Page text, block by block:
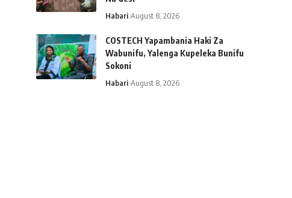
Habari August 8, 2026
COSTECH Yapambania Haki Za
Wabunifu, Yalenga Kupeleka Bunifu
Sokoni
Habari August 8, 2026